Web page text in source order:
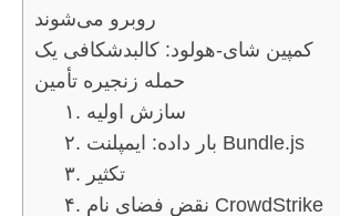
روبرو می‌شوند
کمپین شای-هولود: کالبدشکافی یک
حمله زنجیره تأمین
۱. سازش اولیه
۲. بار داده: ایمپلنت Bundle.js
۳. تکثیر
۴. نقض فضای نام CrowdStrike